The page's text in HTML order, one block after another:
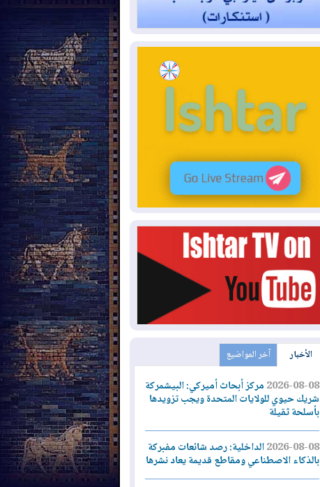
الأخبار آخر المواضيع
2026-08-08مركز أبحاث أميركي: البيشمركة
شريك حيوي للولايات المتحدة ويجب تزويدها
بأسلحة ثقيلة
2026-08-08الداخلية: رصد شائعات مفبركة
بالذكاء الاصطناعي ومقاطع قديمة يعاد نشرها